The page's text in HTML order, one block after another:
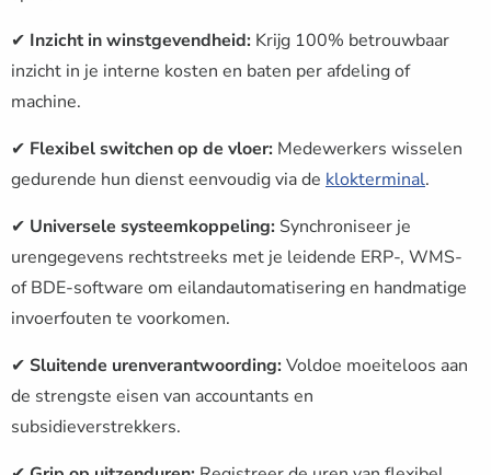
✔ Inzicht in winstgevendheid: Krijg 100% betrouwbaar
inzicht in je interne kosten en baten per afdeling of
machine.
✔ Flexibel switchen op de vloer: Medewerkers wisselen
gedurende hun dienst eenvoudig via de klokterminal.
✔ Universele systeemkoppeling: Synchroniseer je
urengegevens rechtstreeks met je leidende ERP-, WMS-
of BDE-software om eilandautomatisering en handmatige
invoerfouten te voorkomen.
✔ Sluitende urenverantwoording: Voldoe moeiteloos aan
de strengste eisen van accountants en
subsidieverstrekkers.